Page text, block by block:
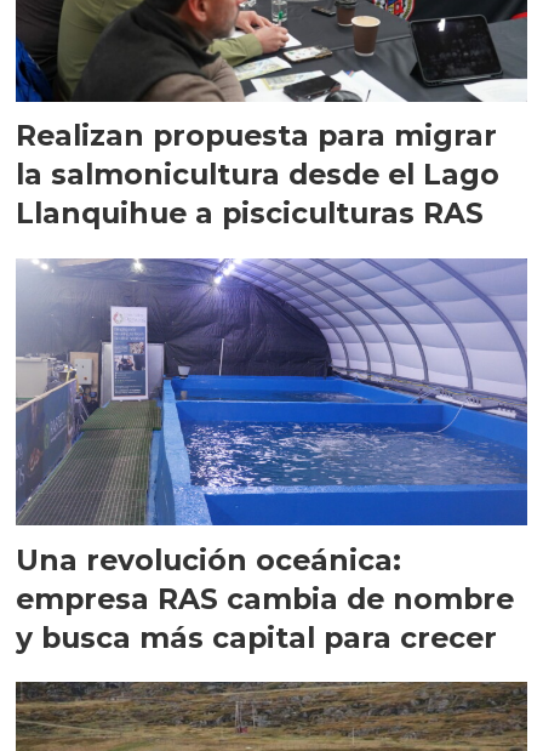
Realizan propuesta para migrar
la salmonicultura desde el Lago
Llanquihue a pisciculturas RAS
Una revolución oceánica:
empresa RAS cambia de nombre
y busca más capital para crecer